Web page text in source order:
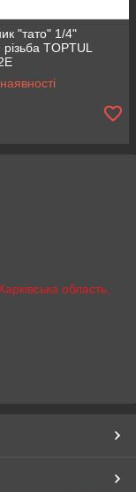
"тато" 1/4"
TOPTUL
область,